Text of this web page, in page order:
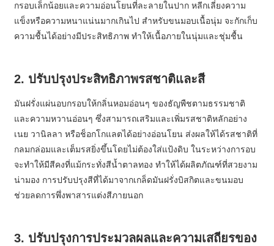
กรอบเล็กน้อยและความอ่อนโยนที่ละลายในปาก หลีกเลี่ยงความ
แข็งหรือความหนาแน่นมากเกินไป สำหรับขนมอบเนื้อนุ่ม จะกักเก็บ
ความชื้นได้อย่างมีประสิทธิภาพ ทำให้เนื้อภายในนุ่มและชุ่มชื้น
2. ปรับปรุงประสิทธิภาพรสชาติและสี
มันฝรั่งแผ่นอบกรอบให้กลิ่นหอมอ่อนๆ ของธัญพืชตามธรรมชาติ
และความหวานอ่อนๆ ซึ่งสามารถเสริมและเพิ่มรสชาติหลักอย่าง
เนย วานิลลา หรือช็อกโกแลตได้อย่างอ่อนโยน ส่งผลให้ได้รสชาติที่
กลมกล่อมและเต็มรสยิ่งขึ้นโดยไม่ต้องใส่แป้งดิบ ในระหว่างการอบ
จะทำให้มีสีคงที่แม้กระทั่งสีน้ำตาลทอง ทำให้ได้ผลิตภัณฑ์ที่สวยงาม
น่ามอง การปรับปรุงสีที่ได้มาจากเกล็ดมันฝรั่งบิสกิตและขนมอบ
ช่วยลดการพึ่งพาสารแต่งสีภายนอก
3. ปรับปรุงการประมวลผลและความเสถียรของ